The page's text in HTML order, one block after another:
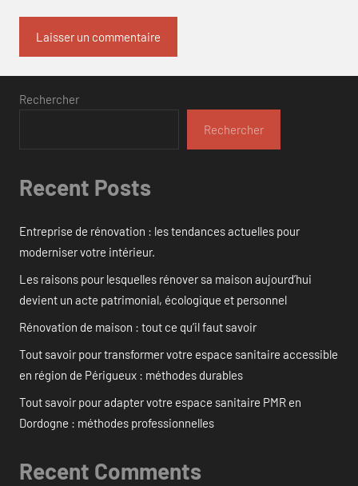
Rechercher
Rechercher
Recent Posts
Entreprise de rénovation : les tendances actuelles pour
moderniser votre intérieur.
Les raisons pour lesquelles rénover sa maison aujourd’hui
devient un acte patrimonial, écologique et personnel
Rénovation de maison : tout ce qu’il faut savoir
Tout savoir pour transformer votre espace sanitaire accessible
en région de Périgueux : méthodes durables
Tout savoir pour adapter votre espace sanitaire PMR en
Dordogne : méthodes professionnelles
Recent Comments